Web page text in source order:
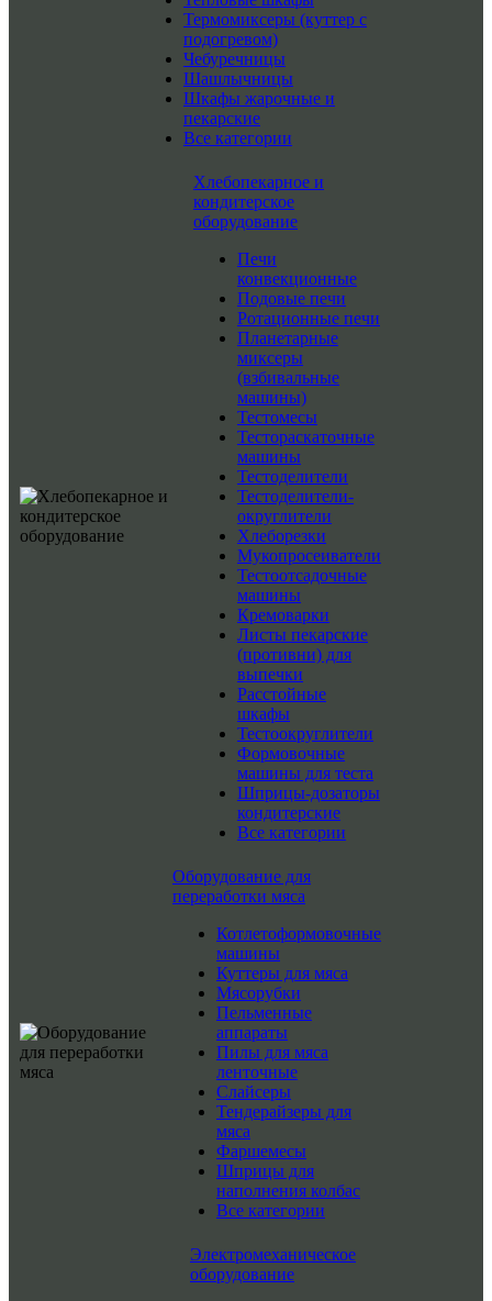
Термомиксеры (куттер с
подогревом)
Чебуречницы
Шашлычницы
Шкафы жарочные и
пекарские
Все категории
Хлебопекарное и
кондитерское
оборудование
Печи
конвекционные
Подовые печи
Ротационные печи
Планетарные
миксеры
(взбивальные
машины)
Тестомесы
Тестораскаточные
машины
Тестоделители
Тестоделители-
округлители
Хлеборезки
Мукопросеиватели
Тестоотсадочные
машины
Кремоварки
Листы пекарские
(противни) для
выпечки
Расстойные
шкафы
Тестоокруглители
Формовочные
машины для теста
Шприцы-дозаторы
кондитерские
Все категории
Оборудование для
переработки мяса
Котлетоформовочные
машины
Куттеры для мяса
Мясорубки
Пельменные
аппараты
Пилы для мяса
ленточные
Слайсеры
Тендерайзеры для
мяса
Фаршемесы
Шприцы для
наполнения колбас
Все категории
Электромеханическое
оборудование